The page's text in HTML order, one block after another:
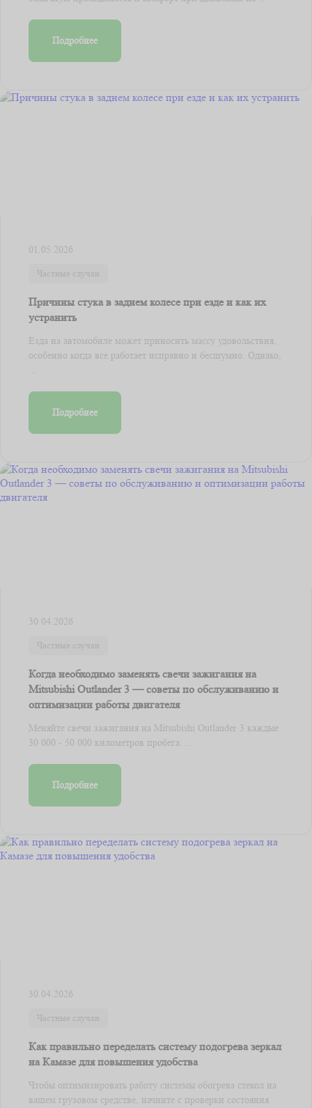
Подробнее
01.05.2026
Частные случаи
Причины стука в заднем колесе при езде и как их
устранить
Езда на автомобиле может приносить массу удовольствия,
особенно когда все работает исправно и бесшумно. Однако,
Подробнее
30.04.2026
Частные случаи
Когда необходимо заменять свечи зажигания на
Mitsubishi Outlander 3 — советы по обслуживанию и
оптимизации работы двигателя
Меняйте свечи зажигания на Mitsubishi Outlander 3 каждые
30 000 - 50 000 километров пробега. ...
Подробнее
30.04.2026
Частные случаи
Как правильно переделать систему подогрева зеркал
на Камазе для повышения удобства
Чтобы оптимизировать работу системы обогрева стекол на
вашем грузовом средстве, начните с проверки состояния